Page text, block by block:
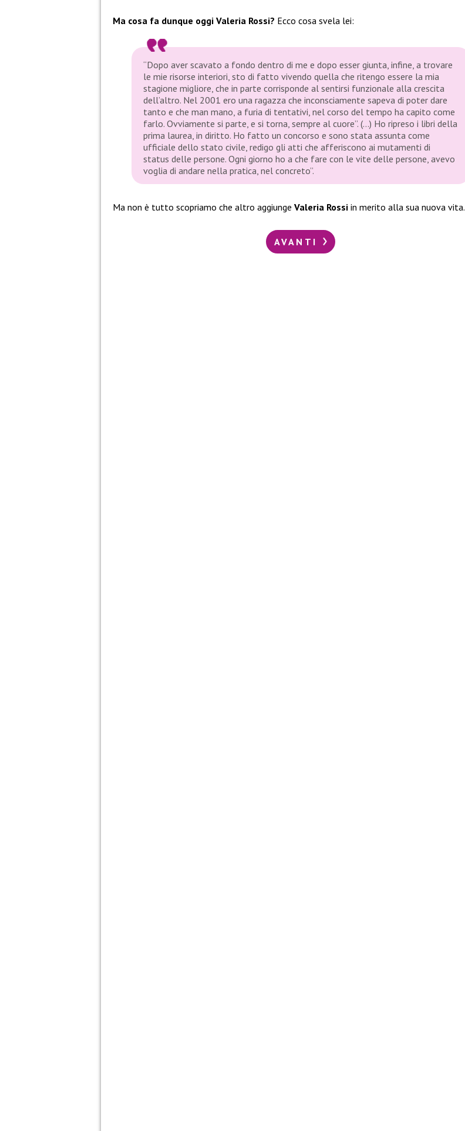
Ma cosa fa dunque oggi Valeria Rossi? Ecco cosa svela lei:
“Dopo aver scavato a fondo dentro di me e dopo esser giunta, infine, a trovare
le mie risorse interiori, sto di fatto vivendo quella che ritengo essere la mia
stagione migliore, che in parte corrisponde al sentirsi funzionale alla crescita
dell’altro. Nel 2001 ero una ragazza che inconsciamente sapeva di poter dare
tanto e che man mano, a furia di tentativi, nel corso del tempo ha capito come
farlo. Ovviamente si parte, e si torna, sempre al cuore”. (…) Ho ripreso i libri della
prima laurea, in diritto. Ho fatto un concorso e sono stata assunta come
ufficiale dello stato civile, redigo gli atti che afferiscono ai mutamenti di
status delle persone. Ogni giorno ho a che fare con le vite delle persone, avevo
voglia di andare nella pratica, nel concreto”.
Ma non è tutto scopriamo che altro aggiunge Valeria Rossi in merito alla sua nuova vita.
AVANTI